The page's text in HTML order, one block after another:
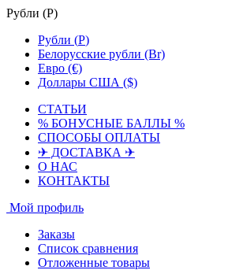
Рубли (Р)
Рубли (Р)
Белорусские рубли (Br)
Евро (€)
Доллары США ($)
СТАТЬИ
% БОНУСНЫЕ БАЛЛЫ %
СПОСОБЫ ОПЛАТЫ
✈ ДОСТАВКА ✈
О НАС
КОНТАКТЫ
Мой профиль
Заказы
Список сравнения
Отложенные товары